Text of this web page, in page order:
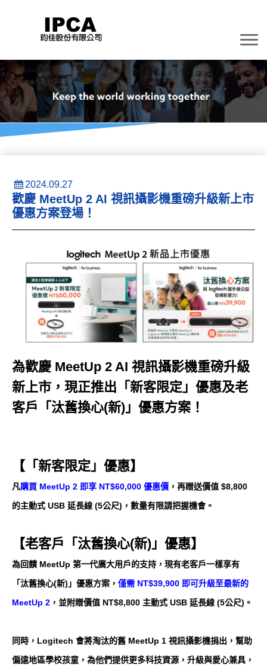
2024.09.27
歡慶 MeetUp 2 AI 視訊攝影機重磅升級新上市
優惠方案登場！
為歡慶 MeetUp 2 AI 視訊攝影機重磅升級
新上市，現正推出「新客限定」優惠及老
客戶「汰舊換心(新)」優惠方案！
【「新客限定」優惠】
凡購買 MeetUp 2 即享 NT$60,000 優惠價 ，再贈送價值 $8,800
的主動式 USB 延長線 (5公尺)，數量有限請把握機會。
【老客戶「汰舊換心(新)」優惠】
為回饋 MeetUp 第一代廣大用戶的支持，現有老客戶一樣享有
「汰舊換心(新)」優惠方案， 僅需 NT$39,900 即可升級至最新的
MeetUp 2 ，並附贈價值 NT$8,800 主動式 USB 延長線 (5公尺)。
同時，Logitech 會將淘汰的舊 MeetUp 1 視訊攝影機捐出，幫助
偏遠地區學校孩童，為他們提供更多科技資源，升級與愛心兼具，